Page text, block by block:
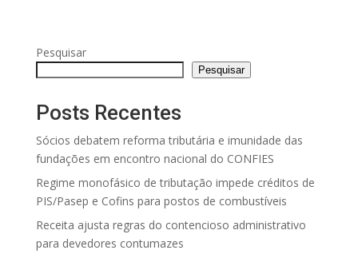
Pesquisar
Pesquisar
Posts Recentes
Sócios debatem reforma tributária e imunidade das
fundações em encontro nacional do CONFIES
Regime monofásico de tributação impede créditos de
PIS/Pasep e Cofins para postos de combustíveis
Receita ajusta regras do contencioso administrativo
para devedores contumazes